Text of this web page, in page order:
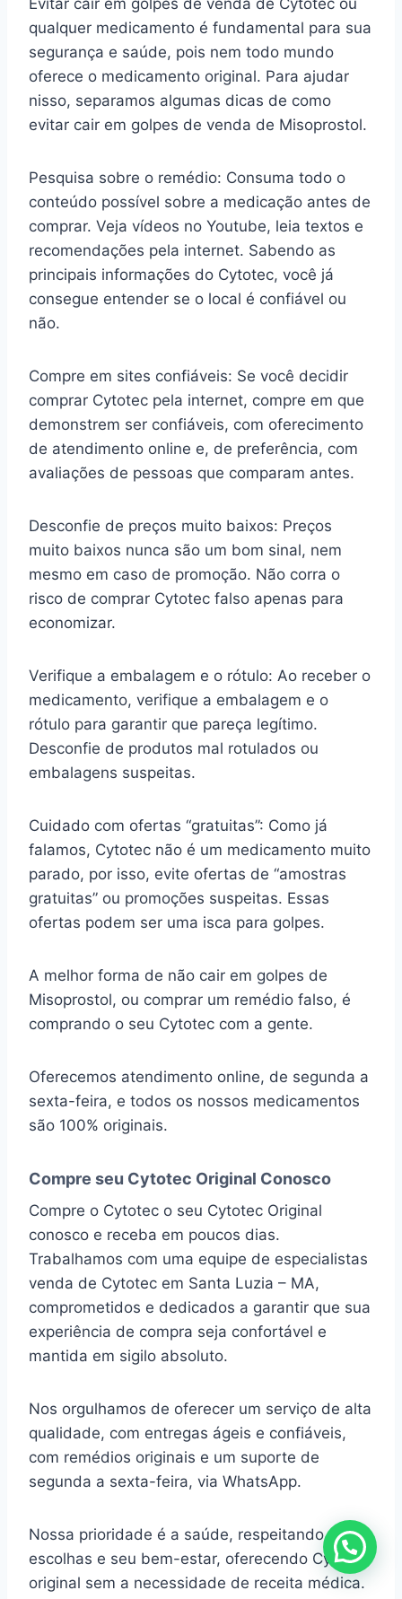
qualquer medicamento é fundamental para sua
segurança e saúde, pois nem todo mundo
oferece o medicamento original. Para ajudar
nisso, separamos algumas dicas de como
evitar cair em golpes de venda de Misoprostol.
Pesquisa sobre o remédio: Consuma todo o
conteúdo possível sobre a medicação antes de
comprar. Veja vídeos no Youtube, leia textos e
recomendações pela internet. Sabendo as
principais informações do Cytotec, você já
consegue entender se o local é confiável ou
não.
Compre em sites confiáveis: Se você decidir
comprar Cytotec pela internet, compre em que
demonstrem ser confiáveis, com oferecimento
de atendimento online e, de preferência, com
avaliações de pessoas que comparam antes.
Desconfie de preços muito baixos: Preços
muito baixos nunca são um bom sinal, nem
mesmo em caso de promoção. Não corra o
risco de comprar Cytotec falso apenas para
economizar.
Verifique a embalagem e o rótulo: Ao receber o
medicamento, verifique a embalagem e o
rótulo para garantir que pareça legítimo.
Desconfie de produtos mal rotulados ou
embalagens suspeitas.
Cuidado com ofertas “gratuitas”: Como já
falamos, Cytotec não é um medicamento muito
parado, por isso, evite ofertas de “amostras
gratuitas” ou promoções suspeitas. Essas
ofertas podem ser uma isca para golpes.
A melhor forma de não cair em golpes de
Misoprostol, ou comprar um remédio falso, é
comprando o seu Cytotec com a gente.
Oferecemos atendimento online, de segunda a
sexta-feira, e todos os nossos medicamentos
são 100% originais.
Compre seu Cytotec Original Conosco
Compre o Cytotec o seu Cytotec Original
conosco e receba em poucos dias.
Trabalhamos com uma equipe de especialistas
venda de Cytotec em Santa Luzia – MA,
comprometidos e dedicados a garantir que sua
experiência de compra seja confortável e
mantida em sigilo absoluto.
Nos orgulhamos de oferecer um serviço de alta
qualidade, com entregas ágeis e confiáveis,
com remédios originais e um suporte de
segunda a sexta-feira, via WhatsApp.
Nossa prioridade é a saúde, respeitando suas
escolhas e seu bem-estar, oferecendo Cytotec
original sem a necessidade de receita médica.